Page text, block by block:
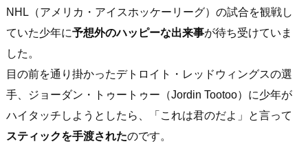
NHL（アメリカ・アイスホッケーリーグ）の試合を観戦し
ていた少年に予想外のハッピーな出来事が待ち受けていま
した。
目の前を通り掛かったデトロイト・レッドウィングスの選
手、ジョーダン・トゥートゥー（Jordin Tootoo）に少年が
ハイタッチしようとしたら、「これは君のだよ」と言って
スティックを手渡されたのです。